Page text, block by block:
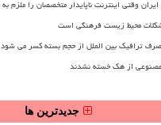
وقتی اینترنت ناپایدار متخصصان را ملزم
محیط زیست فرهنگی است
مصرف ترافیک بین الملل از حجم بسته کسر می شود
از هک خسته نشدند
جدیدترین ها